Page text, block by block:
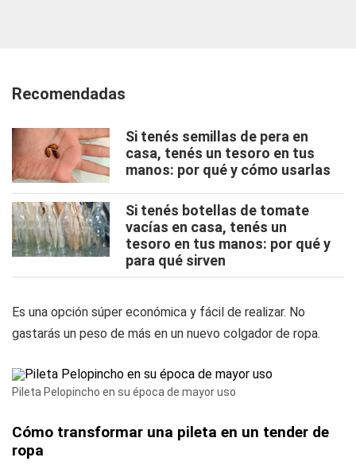
Recomendadas
Si tenés semillas de pera en
casa, tenés un tesoro en tus
manos: por qué y cómo usarlas
Si tenés botellas de tomate
vacías en casa, tenés un
tesoro en tus manos: por qué y
para qué sirven
Es una opción súper económica y fácil de realizar. No
gastarás un peso de más en un nuevo colgador de ropa.
Pileta Pelopincho en su época de mayor uso
Cómo transformar una pileta en un tender de
ropa